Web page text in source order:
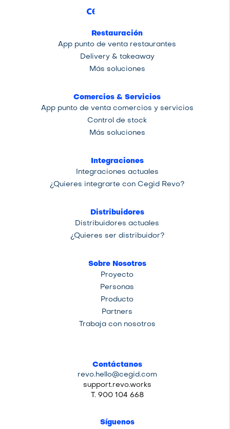
Restauración
App punto de venta restaurantes
Delivery & takeaway
Más soluciones
Comercios & Servicios
App punto de venta comercios y servicios
Control de stock
Más soluciones
Integraciones
Integraciones actuales
¿Quieres integrarte con Cegid Revo?
Distribuidores
Distribuidores actuales
¿Quieres ser distribuidor?
Sobre Nosotros
Proyecto
Personas
Producto
Partners
Trabaja con nosotros
Contáctanos
revo.hello@cegid.com
support.revo.works
T. 900 104 668
Síguenos